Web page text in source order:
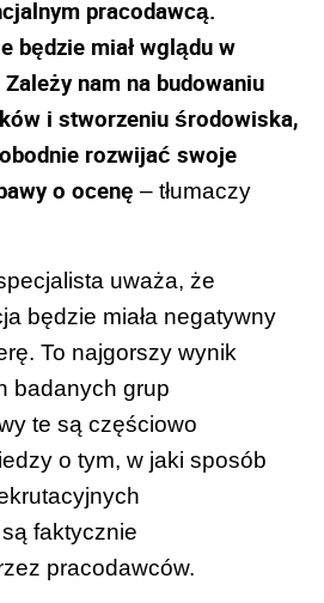
pracodawcą.
będzie miał wglądu w
nam na budowaniu
i stworzeniu środowiska,
rozwijać swoje
o ocenę – tłumaczy
uważa, że
będzie miała negatywny
To najgorszy wynik
badanych grup
te są częściowo
o tym, w jaki sposób
faktycznie
pracodawców.